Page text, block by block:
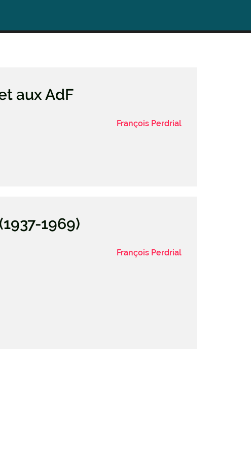
aux AdF
François Perdrial
1969)
François Perdrial